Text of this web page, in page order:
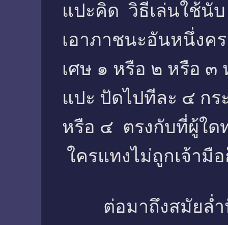
แปะคิด วิธีเล่นใช้นั
เอาภาชนะอันหนึ่งค
เศษ ๑ หรือ ๒ หรือ
แปะ ปัดไปทีละ ๔ ก
หรือ ๔ ตรงกับที่ผู้ใด
ใครแทงไม่ถูกเจ้ามื
ต่อมาถึงสมัยล่ำปัก